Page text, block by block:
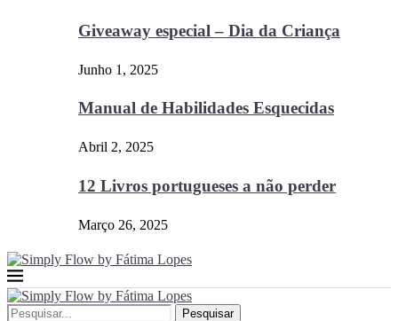
Giveaway especial – Dia da Criança
Junho 1, 2025
Manual de Habilidades Esquecidas
Abril 2, 2025
12 Livros portugueses a não perder
Março 26, 2025
Pesquisar